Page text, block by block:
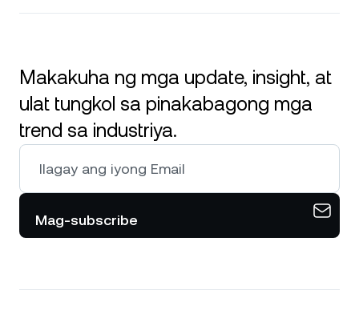
Makakuha ng mga update, insight, at
ulat tungkol sa pinakabagong mga
trend sa industriya.
Mag-subscribe